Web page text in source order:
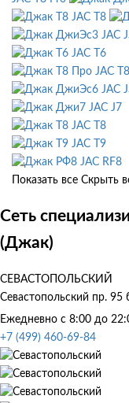
JAC T8
JAC
JAC T6
JAC
JAC
JAC J7
JAC T8
JAC T9
JAC RF8
Показать все Скрыть
Сеть
(Джак)
СЕВАСТОПОЛЬСКИЙ
Севастопольский пр. 95
Ежедневно с 8:00 до
+7 (499) 460-69-84